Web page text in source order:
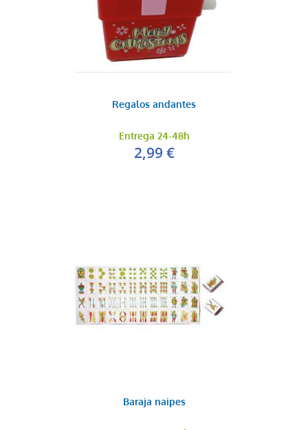
Regalos andantes
Entrega 24-48h
2,99 €
Baraja naipes